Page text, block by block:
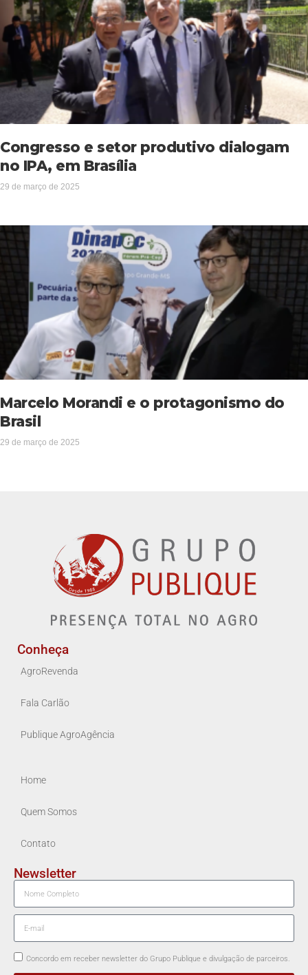
Congresso e setor produtivo dialogam
no IPA, em Brasília
29 de março de 2025
Marcelo Morandi e o protagonismo do
Brasil
29 de março de 2025
Conheça
AgroRevenda
Fala Carlão
Publique AgroAgência
Home
Quem Somos
Contato
Newsletter
Concordo em receber newsletter do Grupo Publique e divulgação de parceiros.